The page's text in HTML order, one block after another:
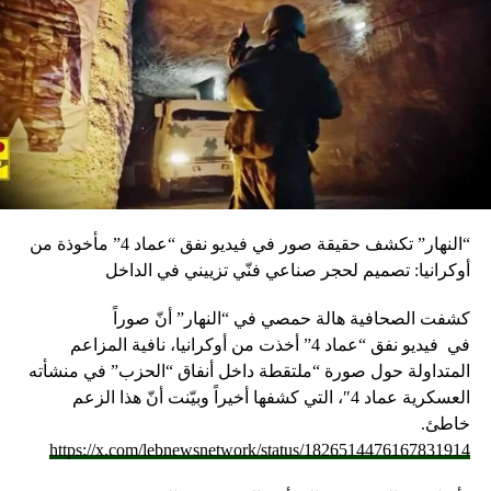
“النهار” تكشف حقيقة صور في فيديو نفق “عماد 4” مأخوذة من
أوكرانيا: تصميم لحجر صناعي فنّي تزييني في الداخل
كشفت الصحافية هالة حمصي في “النهار” أنّ صوراً
في فيديو
نفق “عماد 4” أخذت من أوكرانيا، نافية المزاعم
المتداولة حول صورة “ملتقطة داخل أنفاق “الحزب” في منشأته
العسكرية عماد 4″، التي كشفها أخيراً وبيّنت أنّ هذا الزعم
خاطئ.
https://x.com/lebnewsnetwork/status/1826514476167831914